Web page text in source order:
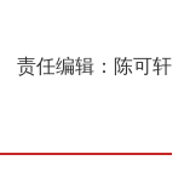
责任编辑：陈可轩